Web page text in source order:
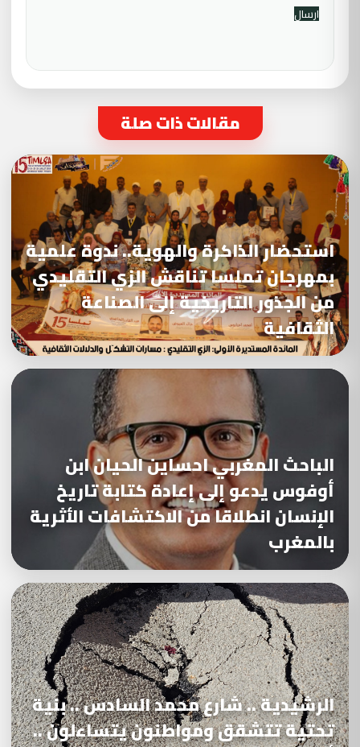
مقالات ذات صلة
استحضار الذاكرة والهوية.. ندوة علمية
بمهرجان تملسا تناقش الزي التقليدي
من الجذور التاريخية إلى الصناعة
الثقافية
الباحث المغربي احساين الحيان ابن
أوفوس يدعو إلى إعادة كتابة تاريخ
الإنسان انطلاقا من الاكتشافات الأثرية
بالمغرب
الرشيدية .. شارع محمد السادس .. بنية
تحتية تتشقق ومواطنون يتساءلون ..